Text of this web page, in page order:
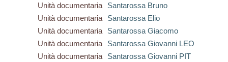
Unità documentaria
Santarossa Bruno
Unità documentaria
Santarossa Elio
Unità documentaria
Santarossa Giacomo
Unità documentaria
Santarossa Giovanni LEO
Unità documentaria
Santarossa Giovanni PIT